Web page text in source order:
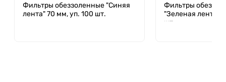
Фильтры обеззоленные "Синяя
лента" 70 мм, уп. 100 шт.
Фильтры
"Зеленая лента"
шт.